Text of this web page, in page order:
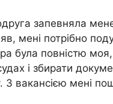
запевняла
мені потрібно
була повністю
і збирати
З вакансією мені